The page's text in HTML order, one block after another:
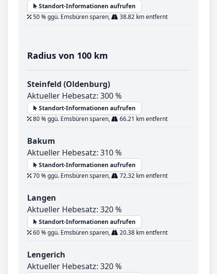
Standort-Informationen aufrufen
50 % ggü. Emsbüren sparen,
38.82 km entfernt
Radius von 100 km
Steinfeld (Oldenburg)
Aktueller Hebesatz: 300 %
Standort-Informationen aufrufen
80 % ggü. Emsbüren sparen,
66.21 km entfernt
Bakum
Aktueller Hebesatz: 310 %
Standort-Informationen aufrufen
70 % ggü. Emsbüren sparen,
72.32 km entfernt
Langen
Aktueller Hebesatz: 320 %
Standort-Informationen aufrufen
60 % ggü. Emsbüren sparen,
20.38 km entfernt
Lengerich
Aktueller Hebesatz: 320 %